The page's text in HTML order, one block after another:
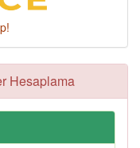
Hesaplama